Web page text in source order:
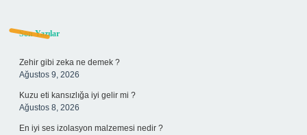
Sidebar
Son Yazılar
Zehir gibi zeka ne demek ?
Ağustos 9, 2026
Kuzu eti kansızlığa iyi gelir mi ?
Ağustos 8, 2026
En iyi ses izolasyon malzemesi nedir ?